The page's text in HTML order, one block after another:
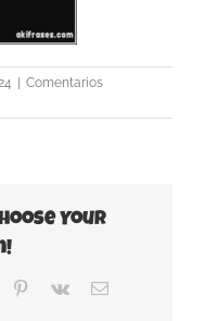
| Comentarios
Your
Pinterest
Vk
Correo